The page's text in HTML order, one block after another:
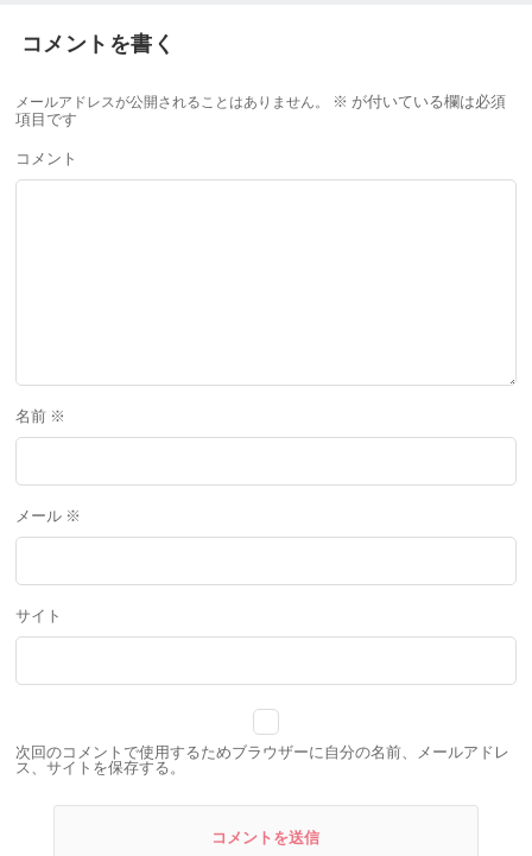
コメントを書く
メールアドレスが公開されることはありません。 ※ が付いている欄は必須
項目です
コメント
名前 ※
メール ※
サイト
次回のコメントで使用するためブラウザーに自分の名前、メールアドレ
ス、サイトを保存する。